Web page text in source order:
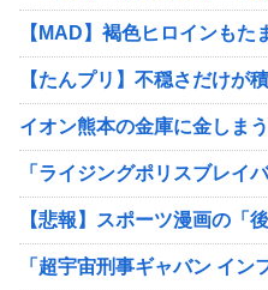
【MAD】褐色ヒロインもた
【たんプリ】不穏さだけが
イオン熊本の金庫に金しま
「ライジングポリスブレイ
【悲報】スポーツ漫画の「
「超宇宙刑事ギャバン イ